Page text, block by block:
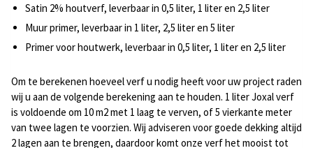
Satin 2% houtverf, leverbaar in 0,5 liter, 1 liter en 2,5 liter
Muur primer, leverbaar in 1 liter, 2,5 liter en 5 liter
Primer voor houtwerk, leverbaar in 0,5 liter, 1 liter en 2,5 liter
Om te berekenen hoeveel verf u nodig heeft voor uw project raden
wij u aan de volgende berekening aan te houden. 1 liter Joxal verf
is voldoende om 10 m2 met 1 laag te verven, of 5 vierkante meter
van twee lagen te voorzien. Wij adviseren voor goede dekking altijd
2 lagen aan te brengen, daardoor komt onze verf het mooist tot